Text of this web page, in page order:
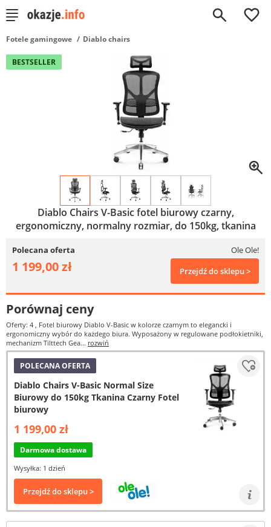
0
Fotele gamingowe Diablo chairs
BESTSELLER
Diablo Chairs V-Basic fotel biurowy czarny,
ergonomiczny, normalny rozmiar, do 150kg, tkanina
Polecana oferta Ole Ole!
1 199,00 zł Przejdź do sklepu >
Porównaj ceny
Oferty: 4 , Fotel biurowy Diablo V-Basic w kolorze czarnym to elegancki i
ergonomiczny wybór do każdego biura. Wyposażony w regulowane podłokietniki,
mechanizm Tilttech Gea... rozwiń
POLECANA OFERTA
Diablo Chairs V-Basic Normal Size
Biurowy do 150kg Tkanina Czarny Fotel
biurowy
1 199,00 zł
Darmowa dostawa
Wysyłka: 1 dzień
Przejdź do sklepu >